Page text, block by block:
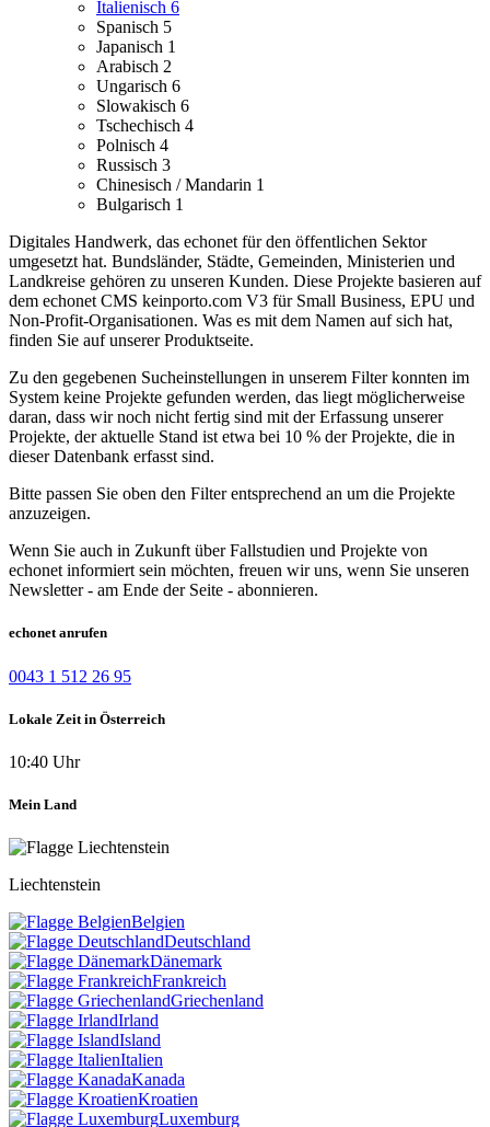
Italienisch 6
Spanisch 5
Japanisch 1
Arabisch 2
Ungarisch 6
Slowakisch 6
Tschechisch 4
Polnisch 4
Russisch 3
Chinesisch / Mandarin 1
Bulgarisch 1
Digitales Handwerk, das echonet für den öffentlichen Sektor
umgesetzt hat. Bundsländer, Städte, Gemeinden, Ministerien und
Landkreise gehören zu unseren Kunden. Diese Projekte basieren auf
dem echonet CMS keinporto.com V3 für Small Business, EPU und
Non-Profit-Organisationen. Was es mit dem Namen auf sich hat,
finden Sie auf unserer Produktseite.
Zu den gegebenen Sucheinstellungen in unserem Filter konnten im
System keine Projekte gefunden werden, das liegt möglicherweise
daran, dass wir noch nicht fertig sind mit der Erfassung unserer
Projekte, der aktuelle Stand ist etwa bei 10 % der Projekte, die in
dieser Datenbank erfasst sind.
Bitte passen Sie oben den Filter entsprechend an um die Projekte
anzuzeigen.
Wenn Sie auch in Zukunft über Fallstudien und Projekte von
echonet informiert sein möchten, freuen wir uns, wenn Sie unseren
Newsletter - am Ende der Seite - abonnieren.
echonet anrufen
0043 1 512 26 95
Lokale Zeit in Österreich
10:40 Uhr
Mein Land
Liechtenstein
Belgien
Deutschland
Dänemark
Frankreich
Griechenland
Irland
Island
Italien
Kanada
Kroatien
Luxemburg